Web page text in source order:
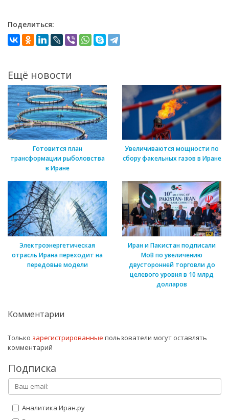
Поделиться:
Ещё новости
Готовится план
трансформации рыболовства
в Иране
Увеличиваются мощности по
сбору факельных газов в Иране
Электроэнергетическая
отрасль Ирана переходит на
передовые модели
Иран и Пакистан подписали
МоВ по увеличению
двусторонней торговли до
целевого уровня в 10 млрд
долларов
Комментарии
Только зарегистрированные пользователи могут оставлять
комментарий
Подписка
Аналитика Иран.ру